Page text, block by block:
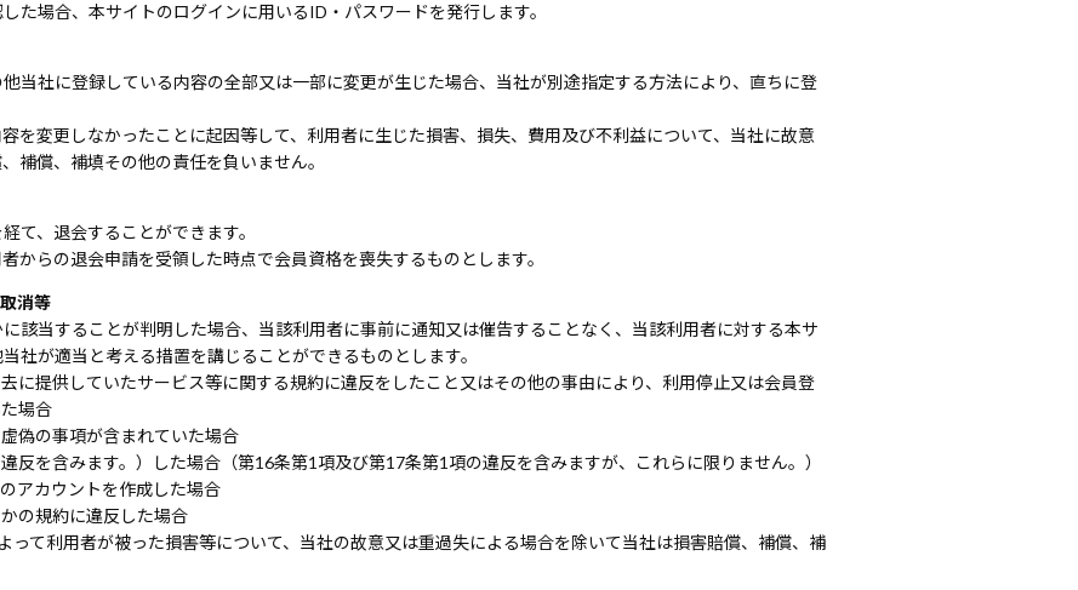
た場合、本サイトのログインに用いるID・パスワードを発行します。
当社に登録している内容の全部又は一部に変更が生じた場合、当社が別途指定する方法により、直ちに登
を変更しなかったことに起因等して、利用者に生じた損害、損失、費用及び不利益について、当社に故意
補償、補填その他の責任を負いません。
て、退会することができます。
からの退会申請を受領した時点で会員資格を喪失するものとします。
消等
該当することが判明した場合、当該利用者に事前に通知又は催告することなく、当該利用者に対する本サ
社が適当と考える措置を講じることができるものとします。
に提供していたサービス等に関する規約に違反をしたこと又はその他の事由により、利用停止又は会員登
場合
偽の事項が含まれていた場合
反を含みます。）した場合（第16条第1項及び第17条第1項の違反を含みますが、これらに限りません。）
アカウントを作成した場合
の規約に違反した場合
って利用者が被った損害等について、当社の故意又は重過失による場合を除いて当社は損害賠償、補償、補